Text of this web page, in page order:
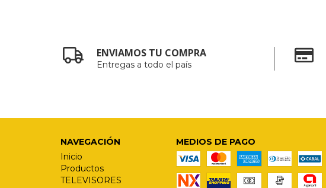
ENVIAMOS TU COMPRA
Entregas a todo el país
NAVEGACIÓN
Inicio
Productos
TELEVISORES
MEDIOS DE PAGO